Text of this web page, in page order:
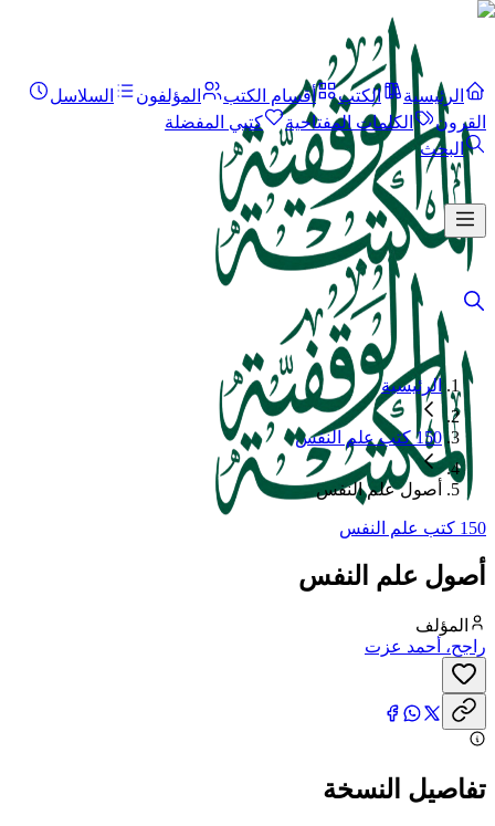
الرئيسية الكتب أقسام الكتب المؤلفون
السلاسل
القرون
الكلمات المفتاحية
كتبي المفضلة
البحث
الرئيسية
150 كتب علم النفس
أصول علم النفس
150 كتب علم النفس
أصول علم النفس
المؤلف
راجح، أحمد عزت
تفاصيل النسخة